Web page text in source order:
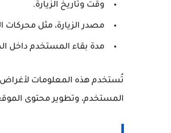
وقت وتاريخ الزيارة.
مصدر الزيارة، مثل محركات
مدة بقاء المستخدم داخل
تُستخدم هذه المعلومات لأغراض
المستخدم، وتطوير محتوى